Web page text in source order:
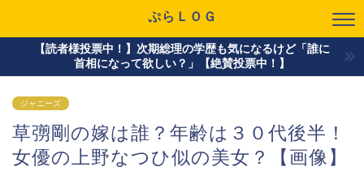
ぷらＬＯＧ
【読者様投票中！】次期総理の学歴も気になるけど「誰に
首相になって欲しい？」【絶賛投票中！】
ジャニーズ
草彅剛の嫁は誰？年齢は３０代後半！
女優の上野なつひ似の美女？【画像】